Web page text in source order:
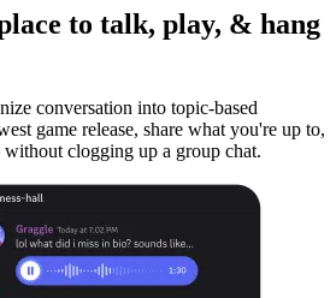
to talk, play, & hang
conversation into topic-based
game release, share what you're up to,
clogging up a group chat.